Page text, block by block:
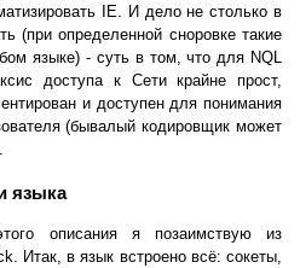
IE. И дело не столько в
(при определенной сноровке такие
языке) - суть в том, что для NQL
доступа к Сети крайне прост,
и доступен для понимания
(бывалый кодировщик может
языка
описания я позаимствую из
Итак, в язык встроено всё: сокеты,